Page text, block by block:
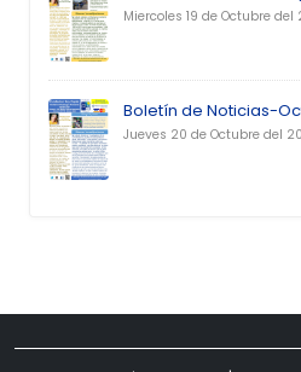
Miercoles 19 de Octubre del
Boletín de Noticias-
Jueves 20 de Octubre del